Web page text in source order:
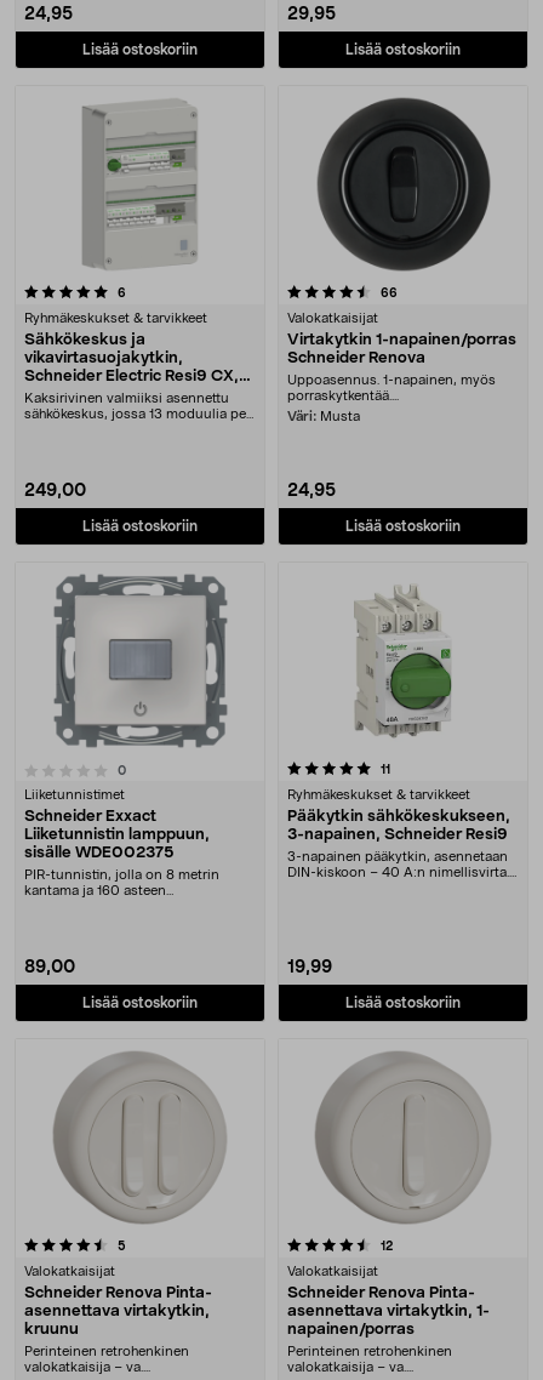
24,95
Lisää ostoskoriin
29,95
Lisää ostoskoriin
6
Ryhmäkeskukset & tarvikkeet
Sähkökeskus ja
vikavirtasuojakytkin,
Schneider Electric Resi9 CX,
kaksirivinen
Kaksirivinen valmiiksi asennettu
sähkökeskus, jossa 13 moduulia per
249,00
Lisää ostoskoriin
4.5 viidestä tähdestä 66
Valokatkaisijat
Virtakytkin 1-napainen/porras
Schneider Renova
Uppoasennus. 1-napainen, myös
porraskytkentää....
Väri: Musta
24,95
Lisää ostoskoriin
0arvostelut
Liiketunnistimet
Schneider Exxact
Liiketunnistin lamppuun,
sisälle WDE002375
PIR-tunnistin, jolla on 8 metrin
kantama ja 160 asteen
89,00
Lisää ostoskoriin
5.0 viidestä tähdestä 11
Ryhmäkeskukset & tarvikkeet
Pääkytkin sähkökeskukseen,
3-napainen, Schneider Resi9
3-napainen pääkytkin, asennetaan
DIN-kiskoon – 40 A:n nimellisvirta.
19,99
Lisää ostoskoriin
5
Valokatkaisijat
Schneider Renova Pinta-
asennettava virtakytkin,
kruunu
Perinteinen retrohenkinen
valokatkaisija – va....
4.5 viidestä tähdestä 12arvostelut
Valokatkaisijat
Schneider Renova Pinta-
asennettava virtakytkin, 1-
napainen/porras
Perinteinen retrohenkinen
valokatkaisija – va....